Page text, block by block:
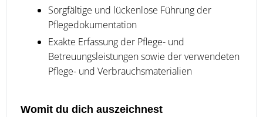
Sorgfältige und lückenlose Führung der
Pflegedokumentation
Exakte Erfassung der Pflege- und
Betreuungsleistungen sowie der verwendeten
Pflege- und Verbrauchsmaterialien
Womit du dich auszeichnest